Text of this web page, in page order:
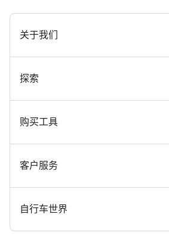
[footer.linksList.title]
关于我们
奖项
在 Canyon 工作
Canyon 新闻发布室
条款和条件
探索
新闻和故事
提示和建议
Canyon Home Koblenz
购买工具
找到您梦寐以求的 Canyon 自行车
现货自行车
客户服务
支持中心
自行车世界